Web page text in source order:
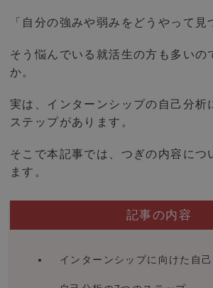
「自分の強みや弱みをどうやって見
そう悩んでいる就活生の方も多いの
か。
実は、インターンシップの自己分析
ステップがあります。
そこで本記事では、つぎの内容につ
ます。
記事の内容
インターンシップに向けた自